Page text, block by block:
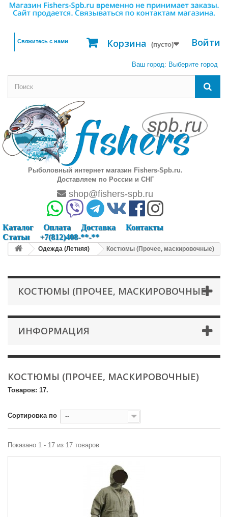
Войти
Корзина (пусто)
Свяжитесь с нами
Ваш город: Выберите город
Рыболовный интернет магазин Fishers-Spb.ru.
Доставляем по России и СНГ
shop@fishers-spb.ru
Каталог Оплата Доставка
Контакты
Статьи
+7(812)408-**-**
Одежда (Летняя) Костюмы (Прочее, маскировочные)
КОСТЮМЫ (ПРОЧЕЕ, МАСКИРОВОЧНЫЕ)
ИНФОРМАЦИЯ
КОСТЮМЫ (ПРОЧЕЕ, МАСКИРОВОЧНЫЕ)
Товаров: 17.
Сортировка по --
Показано 1 - 17 из 17 товаров